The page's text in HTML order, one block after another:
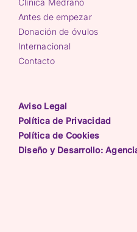
Clínica Medrano
Antes de empezar
Donación de óvulos
Internacional
Contacto
Aviso Legal
Política de Privacidad
Política de Cookies
Diseño y Desarrollo: